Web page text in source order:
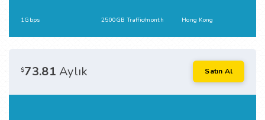
1Gbps 2500GB Traffic/month Hong Kong
$73.81Aylık Satın Al